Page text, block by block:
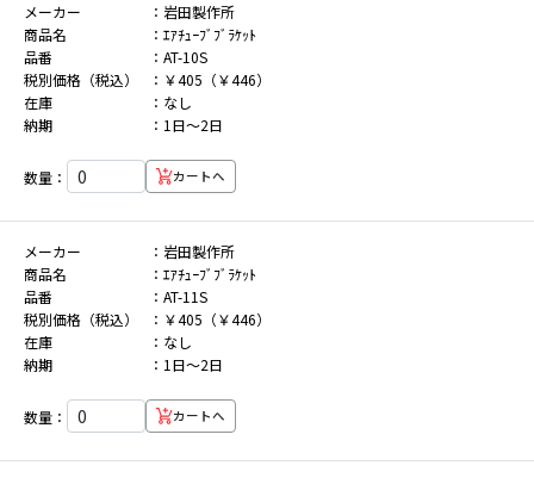
メーカー
岩田製作所
商品名
ｴｱﾁｭｰﾌﾞﾌﾞﾗｹｯﾄ
品番
AT-10S
税別価格（税込）
￥405（￥446）
在庫
なし
納期
1日～2日
数量： カートへ
メーカー
岩田製作所
商品名
ｴｱﾁｭｰﾌﾞﾌﾞﾗｹｯﾄ
品番
AT-11S
税別価格（税込）
￥405（￥446）
在庫
なし
納期
1日～2日
数量： カートへ